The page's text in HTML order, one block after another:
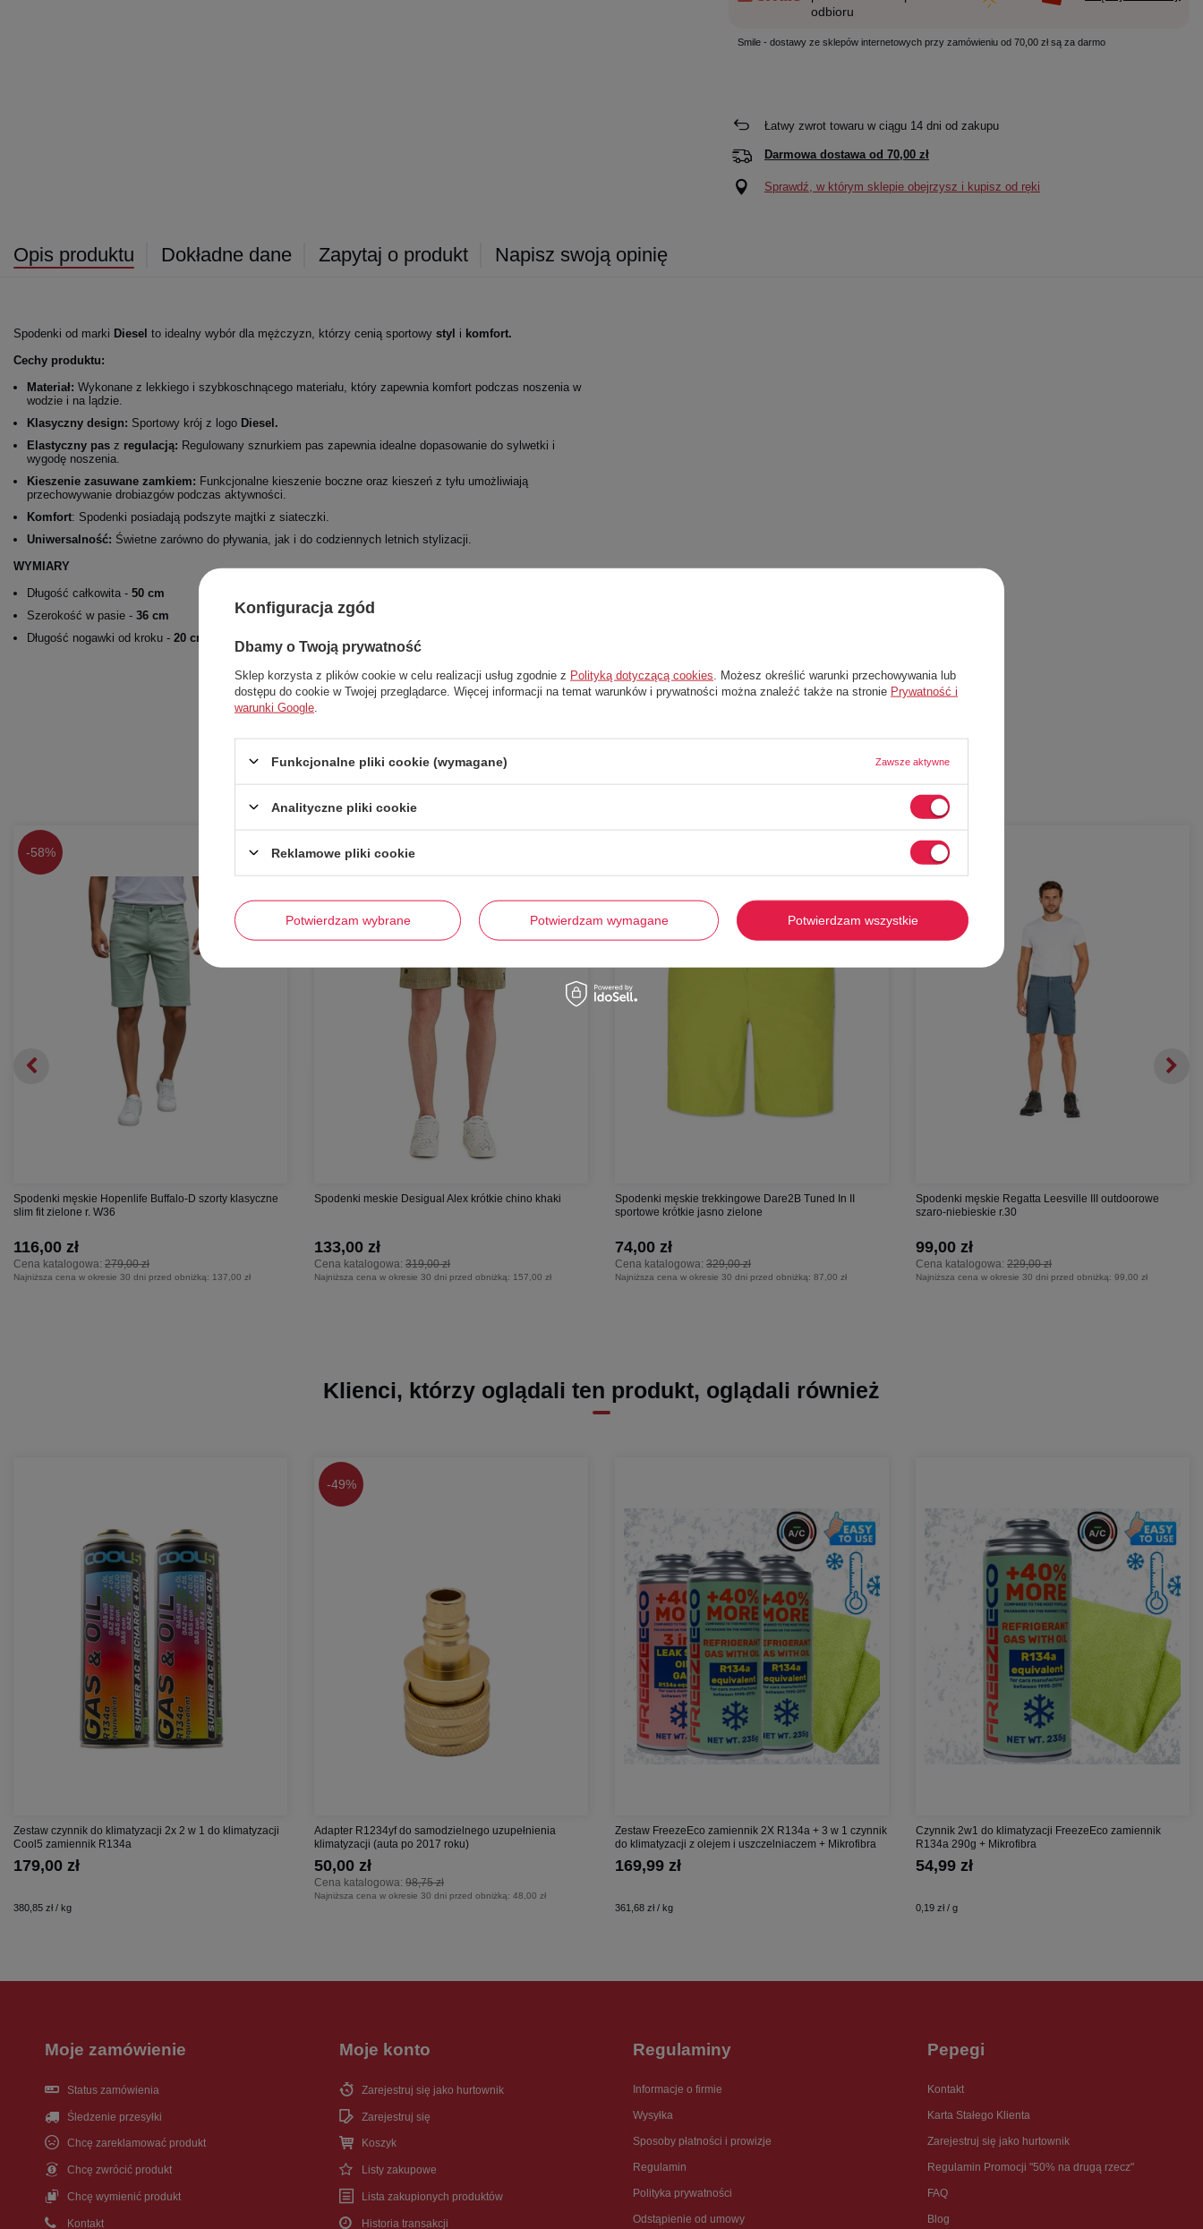
odbioru
Smile - dostawy ze sklepów internetowych przy zamówieniu od 70,00 zł są za darmo
Łatwy zwrot towaru w ciągu 14dni od zakupu
Darmowa dostawa od 70,00 zł
Sprawdź, w którym sklepie obejrzysz i kupisz od ręki
Opis produktu Dokładne dane Zapytaj o produkt Napisz swoją opinię
Spodenki od marki Diesel to idealny wybór dla mężczyzn, którzy cenią sportowy styl i komfort.
Cechy produktu:
Materiał: Wykonane z lekkiego i szybkoschnącego materiału, który zapewnia komfort podczas noszenia w
wodzie i na lądzie.
Klasyczny design: Sportowy krój z logo Diesel.
Elastyczny pas z regulacją: Regulowany sznurkiem pas zapewnia idealne dopasowanie do sylwetki i
wygodę noszenia.
Kieszenie zasuwane zamkiem: Funkcjonalne kieszenie boczne oraz kieszeń z tyłu umożliwiają
przechowywanie drobiazgów podczas aktywności.
Komfort: Spodenki posiadają podszyte majtki z siateczki.
Uniwersalność: Świetne zarówno do pływania, jak i do codziennych letnich stylizacji.
WYMIARY
Długość całkowita - 50 cm
Szerokość w pasie - 36 cm
Długość nogawki od kroku - 20 cm
Stwórz zestaw i dodaj do zamówienia
-58%
Spodenki męskie Hopenlife Buffalo-D szorty klasyczne
slim fit zielone r. W36
Cena katalogowa: 279,00 zł
116,00 zł
Najniższa cena w okresie 30 dni przed obniżką: 137,00 zł
-58%
Spodenki meskie Desigual Alex krótkie chino khaki
Cena katalogowa: 319,00 zł
133,00 zł
Najniższa cena w okresie 30 dni przed obniżką: 157,00 zł
Spodenki męskie trekkingowe Dare2B Tuned In II
sportowe krótkie jasno zielone
Cena katalogowa: 329,00 zł
74,00 zł
Najniższa cena w okresie 30 dni przed obniżką: 87,00 zł
-57%
Spodenki męskie Regatta Leesville III outdoorowe
szaro-niebieskie r.30
Cena katalogowa: 229,00 zł
99,00 zł
Najniższa cena w okresie 30 dni przed obniżką: 99,00 zł
Klienci, którzy oglądali ten produkt, oglądali również
Zestaw czynnik do klimatyzacji 2x 2 w 1 do klimatyzacji
Cool5 zamiennik R134a
179,00 zł
380,85 zł / kg
-49%
Adapter R1234yf do samodzielnego uzupełnienia
klimatyzacji (auta po 2017 roku)
Cena katalogowa: 98,75 zł
50,00 zł
Najniższa cena w okresie 30 dni przed obniżką: 48,00 zł
Zestaw FreezeEco zamiennik 2X R134a + 3 w 1 czynnik
do klimatyzacji z olejem i uszczelniaczem + Mikrofibra
169,99 zł
361,68 zł / kg
Czynnik 2w1 do klimatyzacji FreezeEco zamiennik
R134a 290g + Mikrofibra
54,99 zł
0,19 zł / g
Moje zamówienie
Status zamówienia
Śledzenie przesyłki
Chcę zareklamować produkt
Chcę zwrócić produkt
Chcę wymienić produkt
Kontakt
Moje konto
Zarejestruj się jako hurtownik
Zarejestruj się
Koszyk
Listy zakupowe
Lista zakupionych produktów
Historia transakcji
Regulaminy
Informacje o firmie
Wysyłka
Sposoby płatności i prowizje
Regulamin
Polityka prywatności
Odstąpienie od umowy
Pepegi
Kontakt
Karta Stałego Klienta
Zarejestruj się jako hurtownik
Regulamin Promocji "50% na drugą rzecz"
FAQ
Blog
Konfiguracja zgód
Dbamy o Twoją prywatność
Sklep korzysta z plików cookie w celu realizacji usług zgodnie z Polityką dotyczącą cookies . Możesz określić warunki przechowywania lub
dostępu do cookie w Twojej przeglądarce. Więcej informacji na temat warunków i prywatności można znaleźć także na stronie Prywatność i
warunki Google
Funkcjonalne pliki cookie (wymagane) Zawsze aktywne
Analityczne pliki cookie
Reklamowe pliki cookie
Potwierdzam wybrane Potwierdzam wymagane Potwierdzam wszystkie